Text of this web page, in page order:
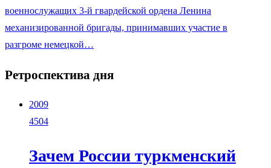
военнослужащих 3-й гвардейской ордена Ленина
механизированной бригады, принимавших участие в
разгроме немецкой…
Ретроспектива дня
2009
4504
Зачем России туркменский